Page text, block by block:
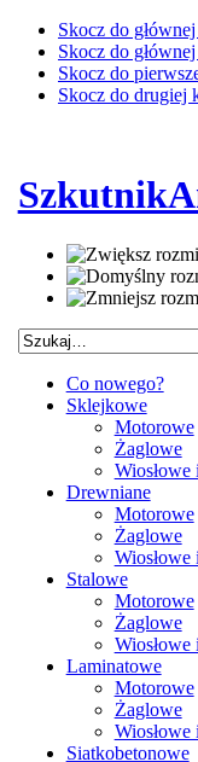
Skocz do
Skocz do
Skocz do
Skocz do drugiej
Co nowego?
Sklejkowe
Motorowe
Żaglowe
Wiosłowe
Drewniane
Motorowe
Żaglowe
Wiosłowe
Stalowe
Motorowe
Żaglowe
Wiosłowe
Laminatowe
Motorowe
Żaglowe
Wiosłowe
Siatkobetonowe